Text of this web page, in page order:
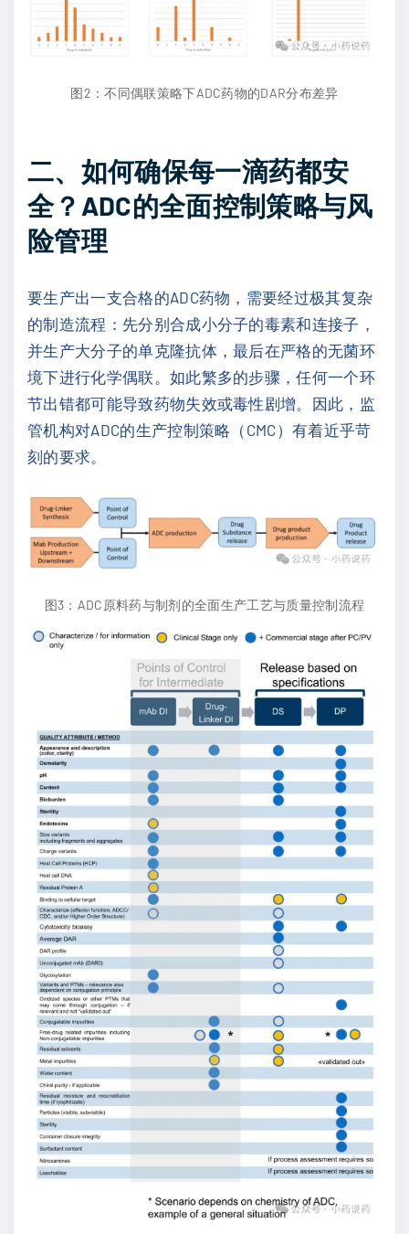
图2：不同偶联策略下ADC药物的DAR分布差异
二、如何确保每一滴药都安
全？ADC的全面控制策略与风
险管理
要生产出一支合格的ADC药物，需要经过极其复杂
的制造流程：先分别合成小分子的毒素和连接子，
并生产大分子的单克隆抗体，最后在严格的无菌环
境下进行化学偶联。如此繁多的步骤，任何一个环
节出错都可能导致药物失效或毒性剧增。因此，监
管机构对ADC的生产控制策略（CMC）有着近乎苛
刻的要求。
图3：ADC原料药与制剂的全面生产工艺与质量控制流程